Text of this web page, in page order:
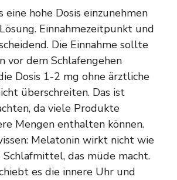
eine hohe Dosis einzunehmen
Einnahmezeitpunkt und
Die Einnahme sollte
vor dem Schlafengehen
Dosis 1-2 mg ohne ärztliche
überschreiten. Das ist
da viele Produkte
Mengen enthalten können.
Melatonin wirkt nicht wie
Schlafmittel, das müde macht.
es die innere Uhr und